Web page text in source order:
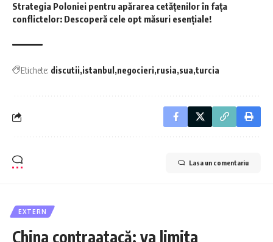
Strategia Poloniei pentru apărarea cetățenilor în fața
conflictelor: Descoperă cele opt măsuri esențiale!
Etichete: discutii istanbul negocieri rusia sua turcia
Lasa un comentariu
EXTERN
China contraatacă: va limita